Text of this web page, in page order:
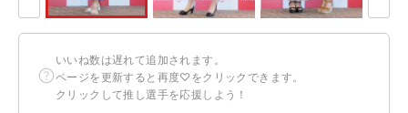
いいね数は遅れて追加されます。
ページを更新すると再度♡をクリックできます。
クリックして推し選手を応援しよう！